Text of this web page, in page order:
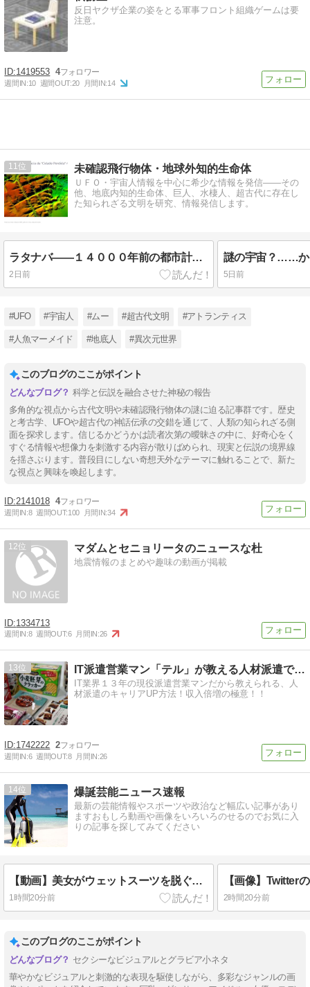
反日ヤクザ企業の姿をとる軍事フロント組織ゲームは要
注意。
1419553 4
週間IN:10 週間OUT:20 月間IN:14
11 未確認飛行物体・地球外知的生命体
ＵＦＯ・宇宙人情報を中心に希少な情報を発信――その
他、地底内知的生命体、巨人、水棲人、超古代に存在し
た知られざる文明を研究、情報発信します。
ラタナバ――１４０００年前の都市計画的に穿（うが）たれた道路網的遺構？
2日前
謎の宇宙？……か
5日前
#UFO #宇宙人 #ムー #超古代文明 #アトランティス
#人魚マーメイド #地底人 #異次元世界
このブログのここがポイント
科学と伝説を融合させた神秘の報告
多角的な視点から古代文明や未確認飛行物体の謎に迫る記事群です。歴史
と考古学、UFOや超古代の神話伝承の交錯を通じて、人類の知られざる側
面を探求します。信じるかどうかは読者次第の曖昧さの中に、好奇心をく
すぐる情報や想像力を刺激する内容が散りばめられ、現実と伝説の境界線
を揺さぶります。普段目にしない奇想天外なテーマに触れることで、新た
な視点と興味を喚起します。
2141018 4
週間IN:8 週間OUT:100 月間IN:34
12 マダムとセニョリータのニュースな杜
地震情報のまとめや趣味の動画が掲載
1334713
週間IN:8 週間OUT:6 月間IN:26
13 IT派遣営業マン「テル」が教える人材派遣で稼ぐ技術！
IT業界１３年の現役派遣営業マンだから教えられる、人
材派遣のキャリアUP方法！収入倍増の極意！！
1742222 2
週間IN:6 週間OUT:8 月間IN:26
14 爆誕芸能ニュース速報
最新の芸能情報やスポーツや政治など幅広い記事があり
ますおもしろ動画や画像をいろいろのせるのでお気に入
りの記事を探してみてください
【動画】美女がウェットスーツを脱ぐだけの動画、なぜか900万回以上再生されてしまうwww
1時間20分前 2時間20分前
このブログのここがポイント
セクシーなビジュアルとグラビア小ネタ
華やかなビジュアルと刺激的な表現を駆使しながら、多彩なジャンルの画